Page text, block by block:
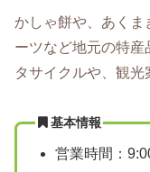
かしゃ餅や、あくま
ーツなど地元の特
タサイクルや、観光
基本情報
営業時間：